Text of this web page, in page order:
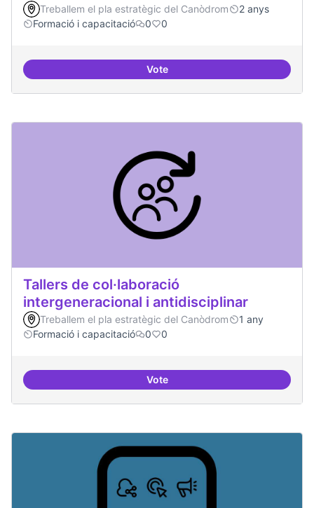
Treballem el pla estratègic del Canòdrom
2 anys
Formació i capacitació
0 0
VoteTècniques de seguretat digital
Tallers de col·laboració
intergeneracional i antidisciplinar
Treballem el pla estratègic del Canòdrom
1 any
Formació i capacitació
0 0
VoteTallers de col·laboració